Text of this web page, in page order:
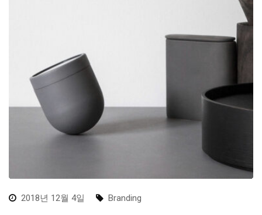
2018년 12월 4일 Branding